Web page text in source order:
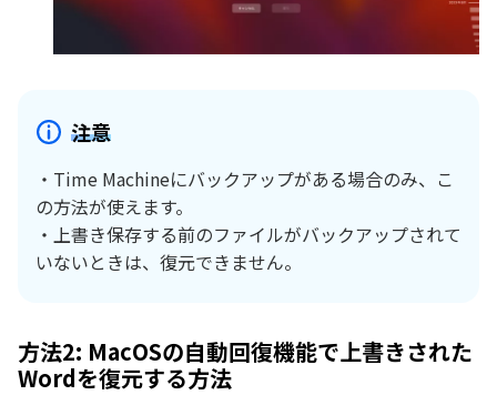
注意
・Time Machineにバックアップがある場合のみ、こ
の方法が使えます。
・上書き保存する前のファイルがバックアップされて
いないときは、復元できません。
方法2: MacOSの自動回復機能で上書きされた
Wordを復元する方法